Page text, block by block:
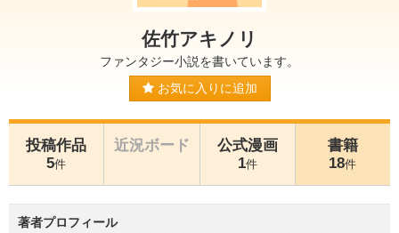
佐竹アキノリ
ファンタジー小説を書いています。
お気に入りに追加
投稿作品
5件
近況ボード
公式漫画
1件
書籍
18件
著者プロフィール